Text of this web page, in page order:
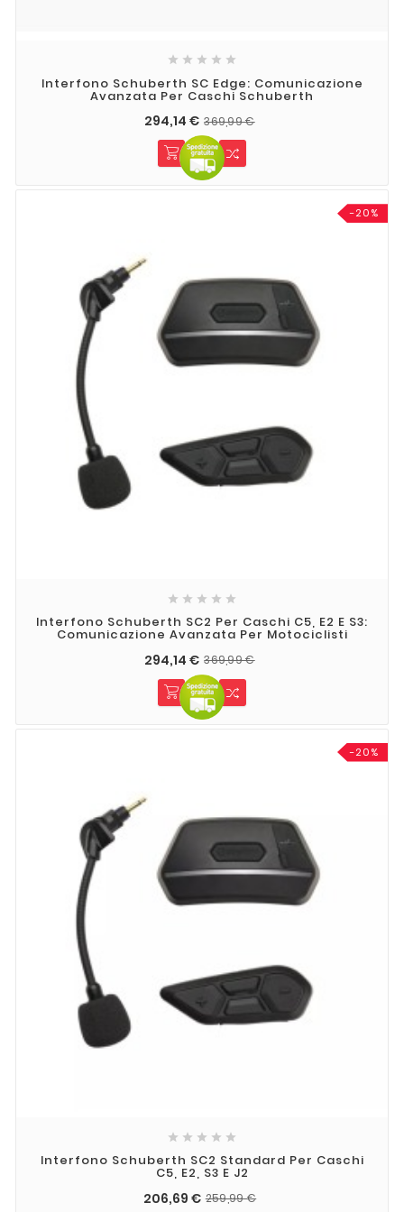
    
Interfono Schuberth SC Edge: Comunicazione
Avanzata Per Caschi Schuberth​
294,14 € 369,99 €
-20%
    
Interfono Schuberth SC2 Per Caschi C5, E2 E S3:
Comunicazione Avanzata Per Motociclisti
294,14 € 369,99 €
-20%
    
Interfono Schuberth SC2 Standard Per Caschi
C5, E2, S3 E J2
206,69 € 259,99 €